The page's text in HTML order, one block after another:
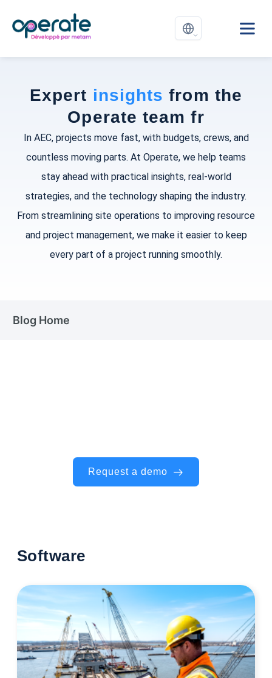
Expert insights from the
Operate team fr
In AEC, projects move fast, with budgets, crews, and
countless moving parts. At Operate, we help teams
stay ahead with practical insights, real-world
strategies, and the technology shaping the industry.
From streamlining site operations to improving resource
and project management, we make it easier to keep
every part of a project running smoothly.
Blog Home
Request a demo
Software